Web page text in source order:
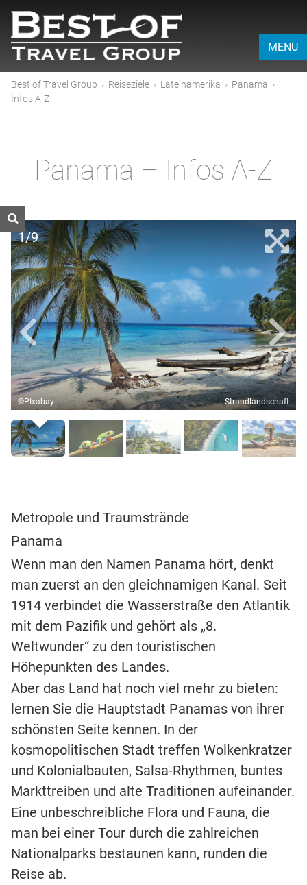
MENU
Best of Travel Group › Reiseziele › Lateinamerika › Panama ›
Infos A-Z
Panama – Infos A-Z
1/9
©PIxabay Strandlandschaft
Metropole und Traumstrände
Panama
Wenn man den Namen Panama hört, denkt
man zuerst an den gleichnamigen Kanal. Seit
1914 verbindet die Wasserstraße den Atlantik
mit dem Pazifik und gehört als „8.
Weltwunder“ zu den touristischen
Höhepunkten des Landes.
Aber das Land hat noch viel mehr zu bieten:
lernen Sie die Hauptstadt Panamas von ihrer
schönsten Seite kennen. In der
kosmopolitischen Stadt treffen Wolkenkratzer
und Kolonialbauten, Salsa-Rhythmen, buntes
Markttreiben und alte Traditionen aufeinander.
Eine unbeschreibliche Flora und Fauna, die
man bei einer Tour durch die zahlreichen
Nationalparks bestaunen kann, runden die
Reise ab.